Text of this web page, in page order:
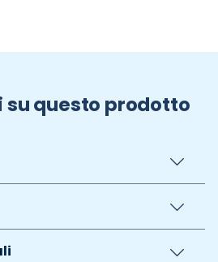
su questo prodotto